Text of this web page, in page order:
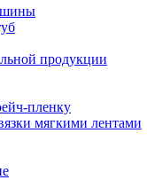
продукции
пленку
мягкими лентами